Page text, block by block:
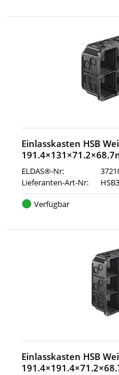
Einlasskasten HSB
ELDAS®-Nr:
Lieferanten-Art-Nr:
Verfügbar
Einlasskasten HSB